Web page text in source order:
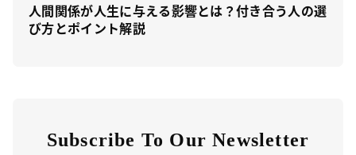
人間関係が人生に与える影響とは？付き合う人の選
び方とポイント解説
Subscribe To Our Newsletter